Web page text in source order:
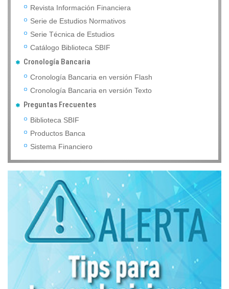
Revista Información Financiera
Serie de Estudios Normativos
Serie Técnica de Estudios
Catálogo Biblioteca SBIF
Cronología Bancaria
Cronología Bancaria en versión Flash
Cronología Bancaria en versión Texto
Preguntas Frecuentes
Biblioteca SBIF
Productos Banca
Sistema Financiero